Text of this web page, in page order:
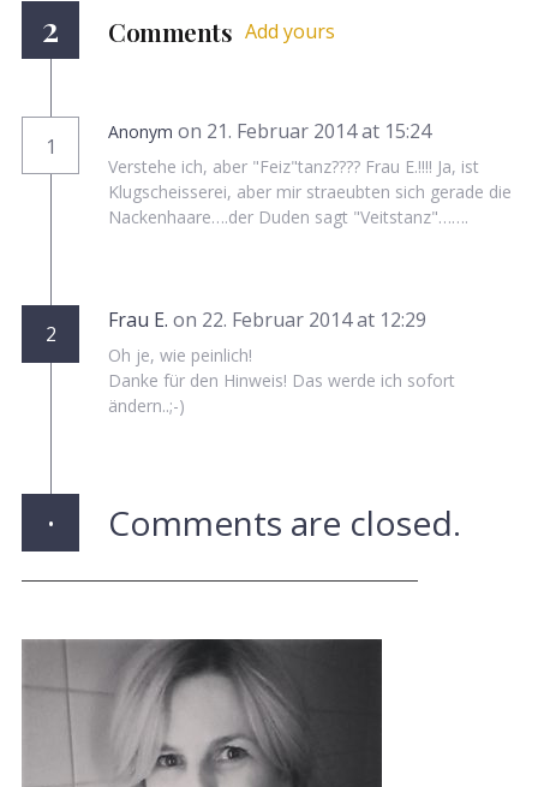
2 Comments Add yours
1
Anonym on 21. Februar 2014 at 15:24
Verstehe ich, aber "Feiz"tanz???? Frau E.!!!! Ja, ist
Klugscheisserei, aber mir straeubten sich gerade die
Nackenhaare….der Duden sagt "Veitstanz"…….
2
Frau E. on 22. Februar 2014 at 12:29
Oh je, wie peinlich!
Danke für den Hinweis! Das werde ich sofort
ändern..;-)
· Comments are closed.